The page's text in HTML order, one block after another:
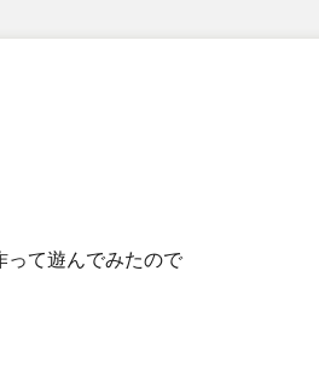
て遊んでみたので